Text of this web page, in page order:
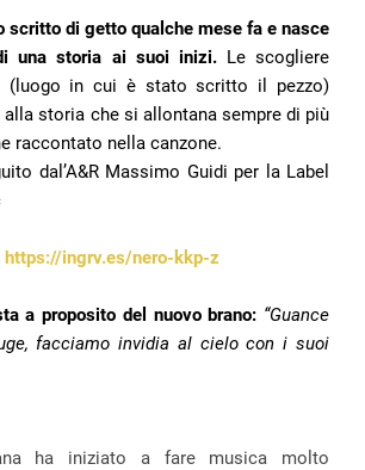
scritto di getto qualche mese fa e nasce
una storia ai suoi inizi.Le scogliere
(luogo in cui è stato scritto il pezzo)
storia che si allontana sempre di più
raccontato nella canzone.
dal’A&R Massimo Guidi per la Label
https://ingrv.es/nero-kkp-z
a proposito del nuovo brano: “Guance
facciamo invidia al cielo con i suoi
ha iniziato a fare musica molto